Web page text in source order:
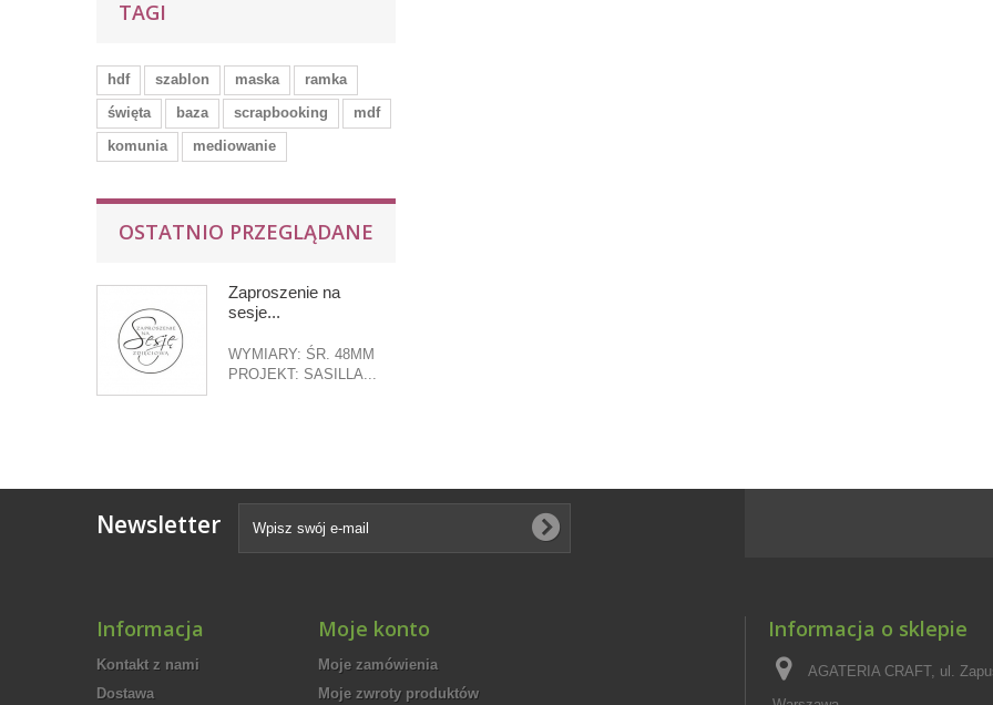
TAGI
hdf szablon maska
ramka
święta
baza scrapbooking
mdf
komunia
mediowanie
OSTATNIO PRZEGLĄDANE
Zaproszenie na
sesje...
WYMIARY: ŚR. 48MM
PROJEKT: SASILLA...
Newsletter
Informacja
Kontakt z nami
Dostawa
Moje konto
Moje zamówienia
Moje zwroty produktów
Informacja o sklepie
AGATERIA CRAFT, ul.